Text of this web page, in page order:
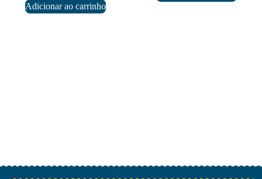
Adicionar ao carrinho